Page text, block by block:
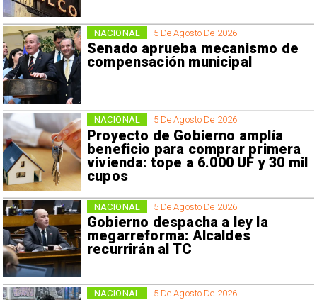
5 De Agosto De 2026
Senado aprueba mecanismo de
compensación municipal
NACIONAL
5 De Agosto De 2026
Proyecto de Gobierno amplía
beneficio para comprar primera
vivienda: tope a 6.000 UF y 30 mil
cupos
NACIONAL
5 De Agosto De 2026
Gobierno despacha a ley la
megarreforma: Alcaldes
recurrirán al TC
NACIONAL
5 De Agosto De 2026
NACIONAL